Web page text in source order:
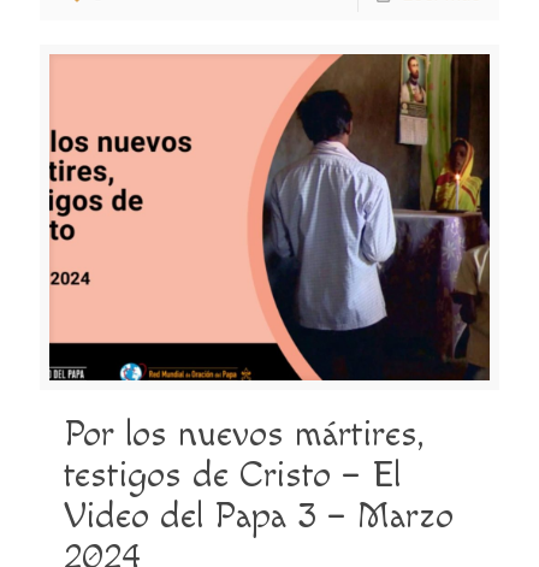
Por los nuevos mártires,
testigos de Cristo – El
Video del Papa 3 – Marzo
2024